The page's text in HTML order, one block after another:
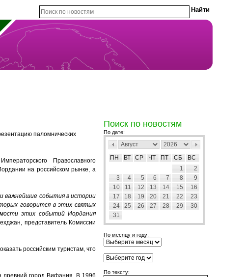
паломнических
Православного
на российском рынке, а
важнейшие события в истории
говорится в этих святых
этих событий Иордания
представитель Комиссии
российским туристам, что
древний город Вифания. В 1996
Поиск по новостям
По дате:
ПН ВТ СР ЧТ ПТ СБ
ВС
1
2
3
4 5 6 7 8
9
10
11 12 13 14 15
16
17
18 19 20 21 22
23
24
25 26 27 28 29
30
31
По месяцу и году:
По тексту: